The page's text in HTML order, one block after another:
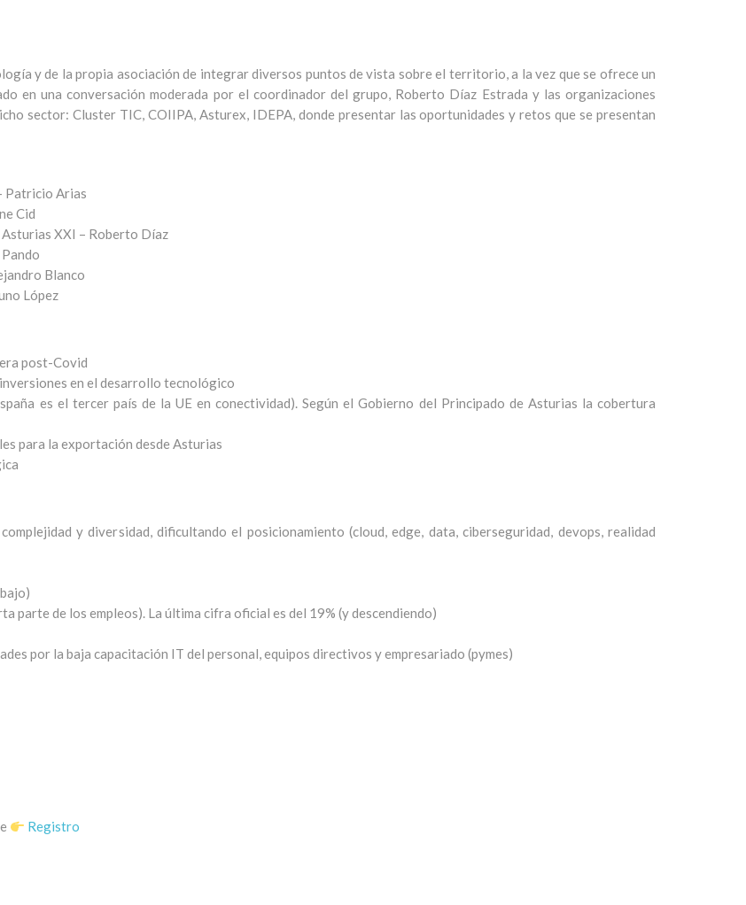
y de la propia asociación de integrar diversos puntos de vista sobre el territorio, a la vez que se ofrece un
en una conversación moderada por el coordinador del grupo, Roberto Díaz Estrada y las organizaciones
sector: Cluster TIC, COIIPA, Asturex, IDEPA, donde presentar las oportunidades y retos que se presentan
Patricio Arias
Cid
XXI – Roberto Díaz
Blanco
López
post-Covid
en el desarrollo tecnológico
es el tercer país de la UE en conectividad). Según el Gobierno del Principado de Asturias la cobertura
para la exportación desde Asturias
y diversidad, dificultando el posicionamiento (cloud, edge, data, ciberseguridad, devops, realidad
parte de los empleos). La última cifra oficial es del 19% (y descendiendo)
por la baja capacitación IT del personal, equipos directivos y empresariado (pymes)
Registro